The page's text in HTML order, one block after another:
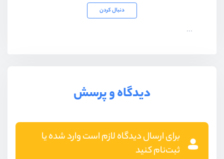
دنبال کردن
...
دیدگاه و پرسش
برای ارسال دیدگاه لازم است وارد شده یا
ثبت‌نام کنید